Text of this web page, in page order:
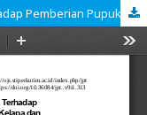
Respons Tanaman Bawang Merah Terhadap Pemberian Pupuk Organik Cair Air Kelapa dan Mikroorganisme Lokal Bonggol Pisang